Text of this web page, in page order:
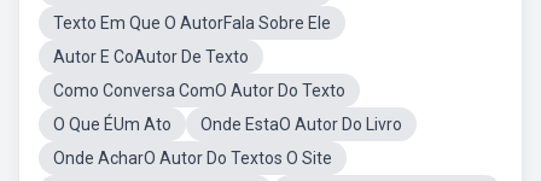
Texto Em Que O AutorFala Sobre Ele
Autor E CoAutor De Texto
Como Conversa ComO Autor Do Texto
O Que ÉUm Ato
Onde EstaO Autor Do Livro
Onde AcharO Autor Do Textos O Site